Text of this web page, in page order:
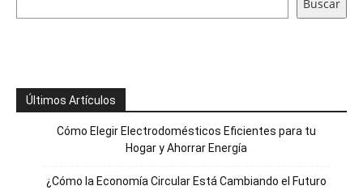
Buscar
Últimos Artículos
Cómo Elegir Electrodomésticos Eficientes para tu
Hogar y Ahorrar Energía
¿Cómo la Economía Circular Está Cambiando el Futuro